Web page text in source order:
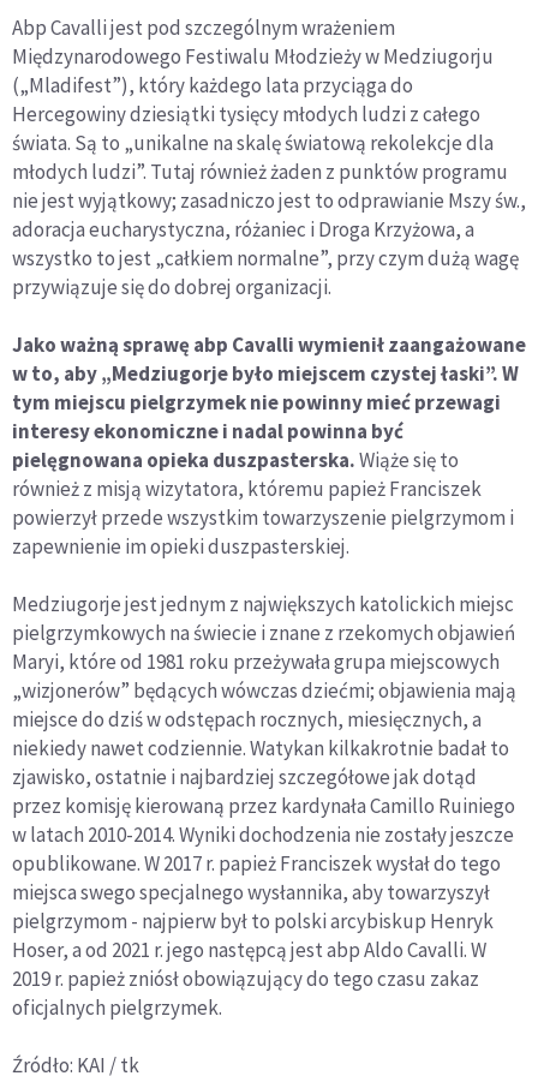
Abp Cavalli jest pod szczególnym wrażeniem
Międzynarodowego Festiwalu Młodzieży w Medziugorju
(„Mladifest”), który każdego lata przyciąga do
Hercegowiny dziesiątki tysięcy młodych ludzi z całego
świata. Są to „unikalne na skalę światową rekolekcje dla
młodych ludzi”. Tutaj również żaden z punktów programu
nie jest wyjątkowy; zasadniczo jest to odprawianie Mszy św.,
adoracja eucharystyczna, różaniec i Droga Krzyżowa, a
wszystko to jest „całkiem normalne”, przy czym dużą wagę
przywiązuje się do dobrej organizacji.
Jako ważną sprawę abp Cavalli wymienił zaangażowane
w to, aby „Medziugorje było miejscem czystej łaski”. W
tym miejscu pielgrzymek nie powinny mieć przewagi
interesy ekonomiczne i nadal powinna być
pielęgnowana opieka duszpasterska.Wiąże się to
również z misją wizytatora, któremu papież Franciszek
powierzył przede wszystkim towarzyszenie pielgrzymom i
zapewnienie im opieki duszpasterskiej.
Medziugorje jest jednym z największych katolickich miejsc
pielgrzymkowych na świecie i znane z rzekomych objawień
Maryi, które od 1981 roku przeżywała grupa miejscowych
„wizjonerów” będących wówczas dziećmi; objawienia mają
miejsce do dziś w odstępach rocznych, miesięcznych, a
niekiedy nawet codziennie. Watykan kilkakrotnie badał to
zjawisko, ostatnie i najbardziej szczegółowe jak dotąd
przez komisję kierowaną przez kardynała Camillo Ruiniego
w latach 2010-2014. Wyniki dochodzenia nie zostały jeszcze
opublikowane. W 2017 r. papież Franciszek wysłał do tego
miejsca swego specjalnego wysłannika, aby towarzyszył
pielgrzymom - najpierw był to polski arcybiskup Henryk
Hoser, a od 2021 r. jego następcą jest abp Aldo Cavalli. W
2019 r. papież zniósł obowiązujący do tego czasu zakaz
oficjalnych pielgrzymek.
Źródło: KAI / tk